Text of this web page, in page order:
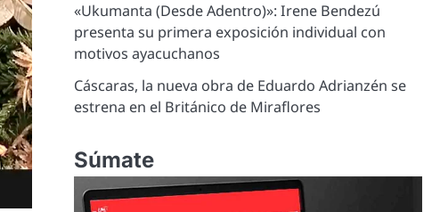
«Ukumanta (Desde Adentro)»: Irene Bendezú
presenta su primera exposición individual con
motivos ayacuchanos
Cáscaras, la nueva obra de Eduardo Adrianzén se
estrena en el Británico de Miraflores
Súmate